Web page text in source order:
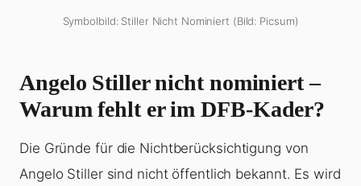
Symbolbild: Stiller Nicht Nominiert (Bild: Picsum)
Angelo Stiller nicht nominiert –
Warum fehlt er im DFB-Kader?
Die Gründe für die Nichtberücksichtigung von
Angelo Stiller sind nicht öffentlich bekannt. Es wird